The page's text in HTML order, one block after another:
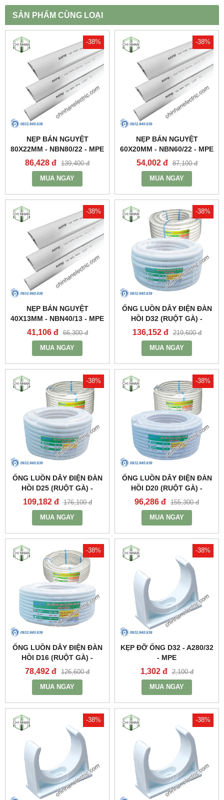
SẢN PHẨM CÙNG LOẠI
-38%
NẸP BÁN NGUYỆT
80X22MM - NBN80/22 - MPE
86,428 đ 139,400 đ
MUA NGAY
-38%
NẸP BÁN NGUYỆT
60X20MM - NBN60/22 - MPE
54,002 đ 87,100 đ
MUA NGAY
-38%
NẸP BÁN NGUYỆT
40X13MM - NBN40/13 - MPE
41,106 đ 66,300 đ
MUA NGAY
-38%
ỐNG LUỒN DÂY ĐIỆN ĐÀN
HỒI D32 (RUỘT GÀ) -
A9032CT - MPE
136,152 đ 219,600 đ
MUA NGAY
-38%
ỐNG LUỒN DÂY ĐIỆN ĐÀN
HỒI D25 (RUỘT GÀ) -
A9025CT - MPE
109,182 đ 176,100 đ
MUA NGAY
-38%
ỐNG LUỒN DÂY ĐIỆN ĐÀN
HỒI D20 (RUỘT GÀ) -
A9020CT - MPE
96,286 đ 155,300 đ
MUA NGAY
-38%
ỐNG LUỒN DÂY ĐIỆN ĐÀN
HỒI D16 (RUỘT GÀ) -
A9016CT - MPE
78,492 đ 126,600 đ
MUA NGAY
-38%
KẸP ĐỠ ỐNG D32 - A280/32
- MPE
1,302 đ 2,100 đ
MUA NGAY
-38% -38%